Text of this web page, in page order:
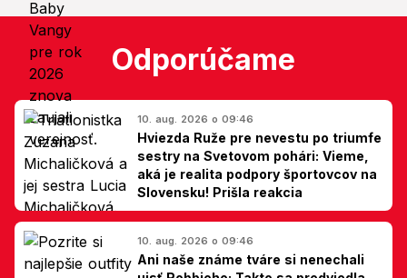
Odporúčame
10. aug. 2026 o 09:46
Hviezda Ruže pre nevestu po triumfe
sestry na Svetovom pohári: Vieme,
aká je realita podpory športovcov na
Slovensku! Prišla reakcia
10. aug. 2026 o 09:46
Ani naše známe tváre si nenechali